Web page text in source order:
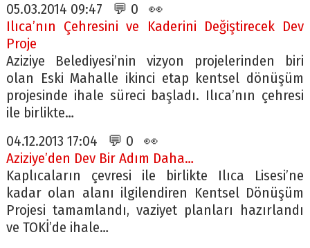
05.03.2014 09:47 💬 0 👀
Ilıca’nın Çehresini ve Kaderini Değiştirecek Dev
Proje
Aziziye Belediyesi’nin vizyon projelerinden biri
olan Eski Mahalle ikinci etap kentsel dönüşüm
projesinde ihale süreci başladı. Ilıca’nın çehresi
ile birlikte…
04.12.2013 17:04 💬 0 👀
Aziziye’den Dev Bir Adım Daha…
Kaplıcaların çevresi ile birlikte Ilıca Lisesi’ne
kadar olan alanı ilgilendiren Kentsel Dönüşüm
Projesi tamamlandı, vaziyet planları hazırlandı
ve TOKİ’de ihale…